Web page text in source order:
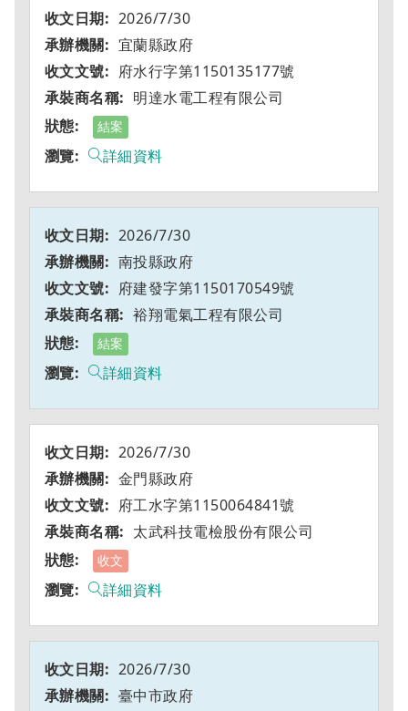
2026/7/30
宜蘭縣政府
府水行字第1150135177號
明達水電工程有限公司
結案
詳細資料
2026/7/30
南投縣政府
府建發字第1150170549號
裕翔電氣工程有限公司
結案
詳細資料
2026/7/30
金門縣政府
府工水字第1150064841號
太武科技電檢股份有限公司
收文
詳細資料
2026/7/30
臺中市政府